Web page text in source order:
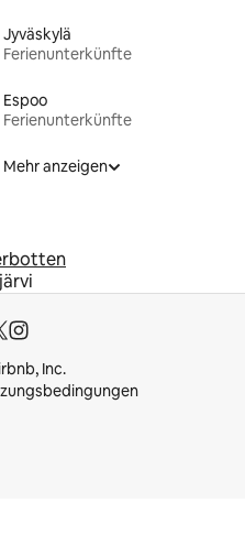
Jyväskylä
Ferienunterkünfte
Espoo
Ferienunterkünfte
Mehr anzeigen
Inc.